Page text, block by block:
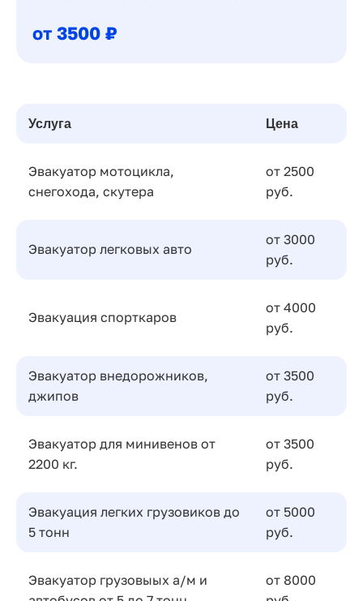
от 3500 ₽
Услуга Цена
Эвакуатор мотоцикла,
снегохода, скутера
от 2500
руб.
Эвакуатор легковых авто
от 3000
руб.
Эвакуация спорткаров
от 4000
руб.
Эвакуатор внедорожников,
джипов
от 3500
руб.
Эвакуатор для минивенов от
2200 кг.
от 3500
руб.
Эвакуация легких грузовиков до
5 тонн
от 5000
руб.
Эвакуатор грузовыых а/м и
от 8000